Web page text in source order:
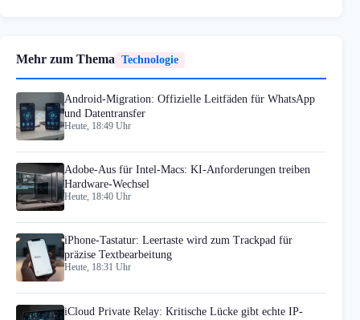
Mehr zum Thema Technologie
Android-Migration: Offizielle Leitfäden für WhatsApp
und Datentransfer
Heute, 18:49 Uhr
Adobe-Aus für Intel-Macs: KI-Anforderungen treiben
Hardware-Wechsel
Heute, 18:40 Uhr
iPhone-Tastatur: Leertaste wird zum Trackpad für
präzise Textbearbeitung
Heute, 18:31 Uhr
iCloud Private Relay: Kritische Lücke gibt echte IP-